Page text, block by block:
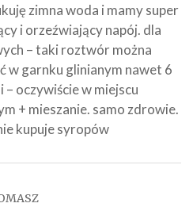
zimna woda i mamy super
i orzeźwiający napój. dla
– taki roztwór można
w garnku glinianym nawet 6
oczywiście w miejscu
+ mieszanie. samo zdrowie.
kupuje syropów